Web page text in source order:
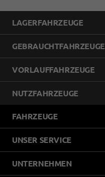
LAGERFAHRZEUGE
GEBRAUCHTFAHRZEUGE
VORLAUFFAHRZEUGE
NUTZFAHRZEUGE
FAHRZEUGE
UNSER SERVICE
UNTERNEHMEN